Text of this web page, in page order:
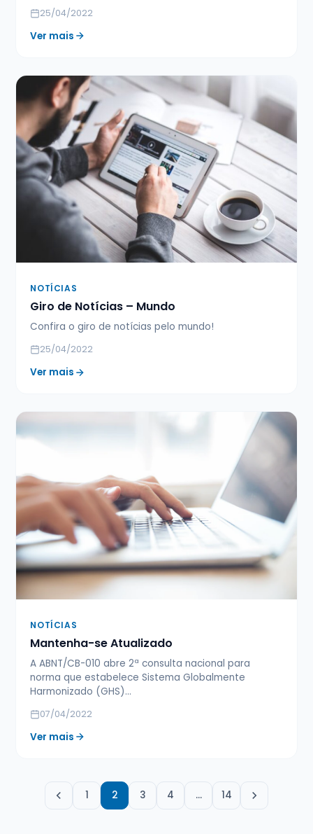
25/04/2022
Ver mais
NOTÍCIAS
Giro de Notícias – Mundo
Confira o giro de notícias pelo mundo!
25/04/2022
Ver mais
NOTÍCIAS
Mantenha-se Atualizado
A ABNT/CB-010 abre 2ª consulta nacional para
norma que estabelece Sistema Globalmente
Harmonizado (GHS)...
07/04/2022
Ver mais
1 2 3 4 … 14